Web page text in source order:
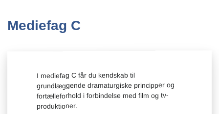
Mediefag C
I mediefag C får du kendskab til
grundlæggende dramaturgiske principper og
fortælleforhold i forbindelse med film og tv-
produktioner.